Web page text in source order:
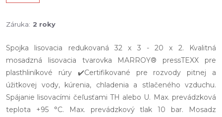
Záruka: 2 roky
Spojka lisovacia redukovaná 32 x 3 - 20 x 2. Kvalitná
mosadzná lisovacia tvarovka MARROY® pressTEXX pre
plasthliníkové rúry ✔️Certifikované pre rozvody pitnej a
úžitkovej vody, kúrenia, chladenia a stlačeného vzduchu.
Spájanie lisovacími čeľusťami TH alebo U. Max. prevádzková
teplota +95 °C. Max. prevádzkový tlak 10 bar. Mosadz